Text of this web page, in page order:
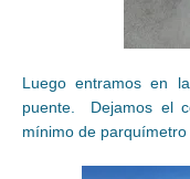
Luego entramos en la
puente. Dejamos el
mínimo de